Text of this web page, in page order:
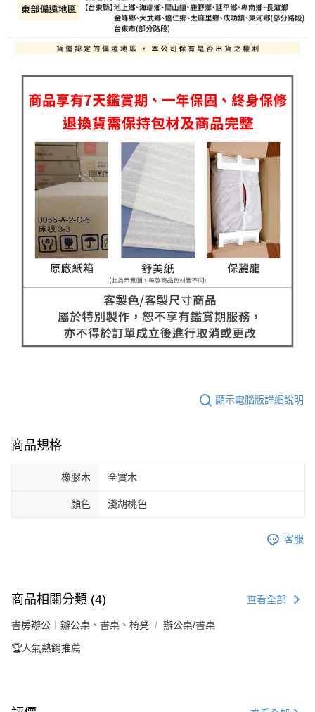
顯示電腦版詳細說明
商品規格
橡膠木 全實木
顏色 淺胡桃色
客服
商品相關分類 (4) 查看全部
書房辦公｜辦公桌、書桌、椅凳 辦公桌/書桌
🏆人氣熱銷推薦